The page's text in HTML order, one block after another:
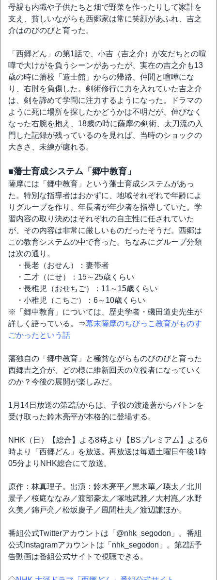
母親も内職や子供たちと畑で野菜を作ったりして家計を
支え、貧しいながらも西郷家は常に笑顔があふれ、吉之
介はのびのびと育った。
「西郷どん」の第1話で、小吉（吉之介）が友だちとの喧
嘩で大けがを負うシーンがあったが、実在の吉之介も13
歳の時に藩校「造士館」からの帰路、仲間と喧嘩にな
り、右肘を負傷した。剣術修行に力を入れていた吉之介
は、剣を諦めて学問に注力するようになった。ドラマの
ように死に場所を探したかどうかは不明だが、伸びなく
なった右腕を抱え、18歳の時に薩摩の剣術、太刀流の入
門した記録が残っているのを見れば、当時のショックの
大きさ、未練が慮れる。
■藩士育成システム「郷中教育」
薩摩には「郷中教育」という藩士育成システムがあっ
た。特別な指導者はおかずに、地域それぞれで年齢によ
りグループを作り、年長者が年少者を指導していた。学
習内容の取り決めはそれぞれの自主性に任されていた
が、その内容は非常に厳しいものだったそうだ。西郷は
この教育システムの中で育った。ちなみにグループ分類
は次の通り。
・長老（おせん）：妻帯者
・二才（にせ）：15～25歳くらい
・長稚児（おせちご）：11～15歳くらい
・小稚児（こちご）：6～10歳くらい
※「郷中教育」については、歴史学者・磯田道史先生が
詳しく語っている。⇒幕末薩摩のちびっこ教育がものす
ごかったという話
藩独自の「郷中教育」と極貧ながらものびのびと育った
西郷吉之介が、どの様に維新回天の立役者になっていく
のか？今後の展開が楽しみだ。
1月14日放送の第2話からは、子役の渡邉蒼からバトンを
受け取った鈴木亮平が本格的に登場する。
NHK（日）【総合】よる8時より【BSプレミアム】よる6
時より「西郷どん」を放送。再放送は毎週土曜日午後1時
05分よりNHK総合にて放送。
原作：林真理子。出演：鈴木亮平／黒木華／瑛太／北川
景子／桜庭ななみ／渡部豪太／塚地武雅／大村崑／水野
久美／錦戸亮／松坂慶子／風間杜夫／渡辺謙ほか。
番組公式Twitterアカウントは「@nhk_segodon」。番組
公式Instagramアカウントは「nhk_segodon」。第2話予
告動画は番組公式サイトで視聴できる。